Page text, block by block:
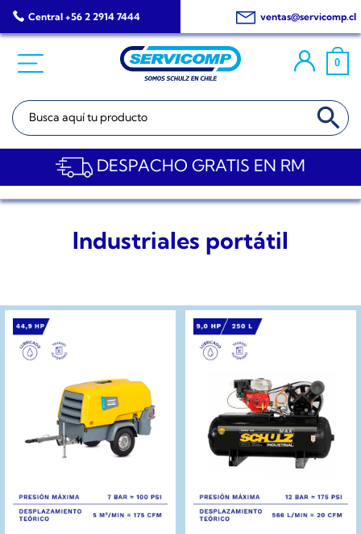
Saltar
al
Central +56 2 2914 7444 ventas@servicomp.cl
0
Buscar: BOTÓN DE
DESPACHO GRATIS EN RM
Industriales portátil